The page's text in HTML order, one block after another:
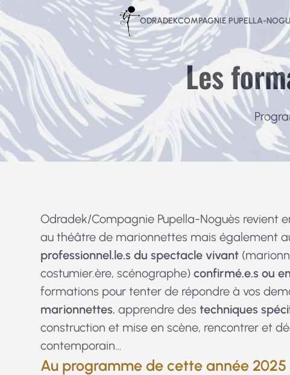
Aller
au
contenu
ODRADEKCOMPAGNIE PUPELLA-
Les
Odradek/Compagnie Pupella-Noguès revient
au théâtre de marionnettes mais également
professionnel.le.s du spectacle vivant
costumier.ère, scénographe)confirmé.e.s ou
formations pour tenter de répondre à vos
marionnettes, apprendre destechniques
construction et mise en scène, rencontrer et
contemporain…
Au programme de cette année 2025